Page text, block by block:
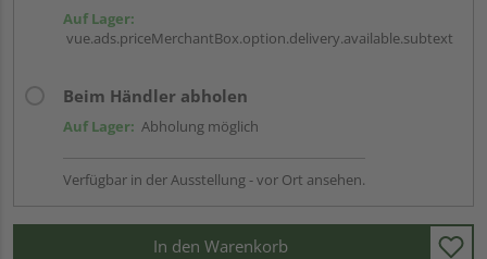
Auf Lager:
vue.ads.priceMerchantBox.option.delivery.available.subtext
Beim Händler abholen
Auf Lager: Abholung möglich
Verfügbar in der Ausstellung - vor Ort ansehen.
In den Warenkorb